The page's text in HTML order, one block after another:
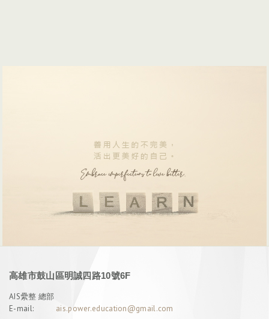
高雄市鼓山區明誠四路10號6F
AIS纍整 總部
E-mail:
ais.power.education@gmail.com